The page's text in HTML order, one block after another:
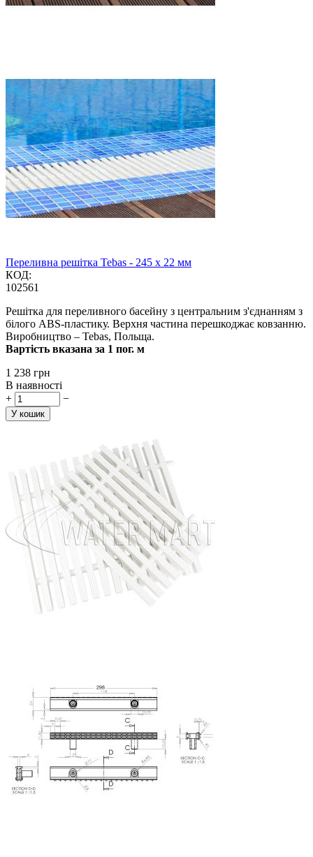
Переливна решітка Tebas - 245 x 22 мм
КОД:
102561
Решітка для переливного басейну з центральним з'єднанням з
білого ABS-пластику. Верхня частина перешкоджає ковзанню.
Виробництво – Tebas, Польща.
Вартість вказана за 1 пог. м
‍1 238‍ грн
В наявності
+
−
У кошик